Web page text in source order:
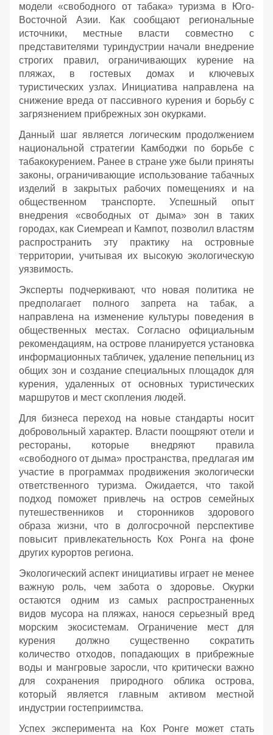
модели «свободного от табака» туризма в Юго-
Восточной Азии. Как сообщают региональные
источники, местные власти совместно с
представителями туриндустрии начали внедрение
строгих правил, ограничивающих курение на
пляжах, в гостевых домах и ключевых
туристических узлах. Инициатива направлена на
снижение вреда от пассивного курения и борьбу с
загрязнением прибрежных зон окурками.
Данный шаг является логическим продолжением
национальной стратегии Камбоджи по борьбе с
табакокурением. Ранее в стране уже были приняты
законы, ограничивающие использование табачных
изделий в закрытых рабочих помещениях и на
общественном транспорте. Успешный опыт
внедрения «свободных от дыма» зон в таких
городах, как Сиемреап и Кампот, позволил властям
распространить эту практику на островные
территории, учитывая их высокую экологическую
уязвимость.
Эксперты подчеркивают, что новая политика не
предполагает полного запрета на табак, а
направлена на изменение культуры поведения в
общественных местах. Согласно официальным
рекомендациям, на острове планируется установка
информационных табличек, удаление пепельниц из
общих зон и создание специальных площадок для
курения, удаленных от основных туристических
маршрутов и мест скопления людей.
Для бизнеса переход на новые стандарты носит
добровольный характер. Власти поощряют отели и
рестораны, которые внедряют правила
«свободного от дыма» пространства, предлагая им
участие в программах продвижения экологически
ответственного туризма. Ожидается, что такой
подход поможет привлечь на остров семейных
путешественников и сторонников здорового
образа жизни, что в долгосрочной перспективе
повысит привлекательность Кох Ронга на фоне
других курортов региона.
Экологический аспект инициативы играет не менее
важную роль, чем забота о здоровье. Окурки
остаются одним из самых распространенных
видов мусора на пляжах, нанося серьезный вред
морским экосистемам. Ограничение мест для
курения должно существенно сократить
количество отходов, попадающих в прибрежные
воды и мангровые заросли, что критически важно
для сохранения природного облика острова,
который является главным активом местной
индустрии гостеприимства.
Успех эксперимента на Кох Ронге может стать